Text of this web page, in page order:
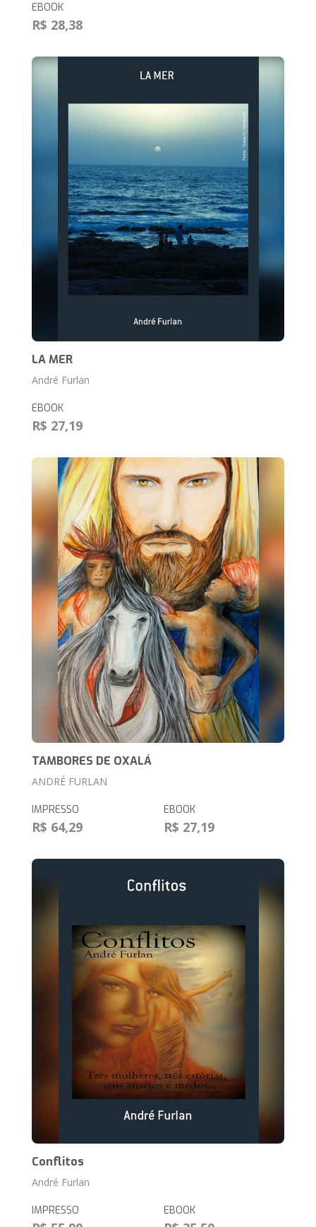
EBOOK
R$ 28,38
LA MER
André Furlan
EBOOK
R$ 27,19
TAMBORES DE OXALÁ
ANDRÉ FURLAN
IMPRESSO
R$ 64,29
EBOOK
R$ 27,19
Conflitos
André Furlan
IMPRESSO EBOOK